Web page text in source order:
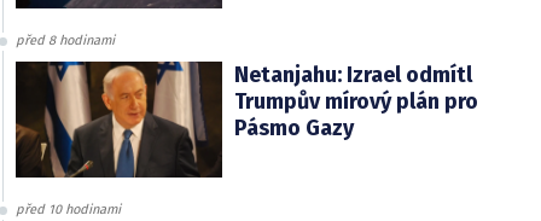
před 8 hodinami
Netanjahu: Izrael odmítl
Trumpův mírový plán pro
Pásmo Gazy
před 10 hodinami